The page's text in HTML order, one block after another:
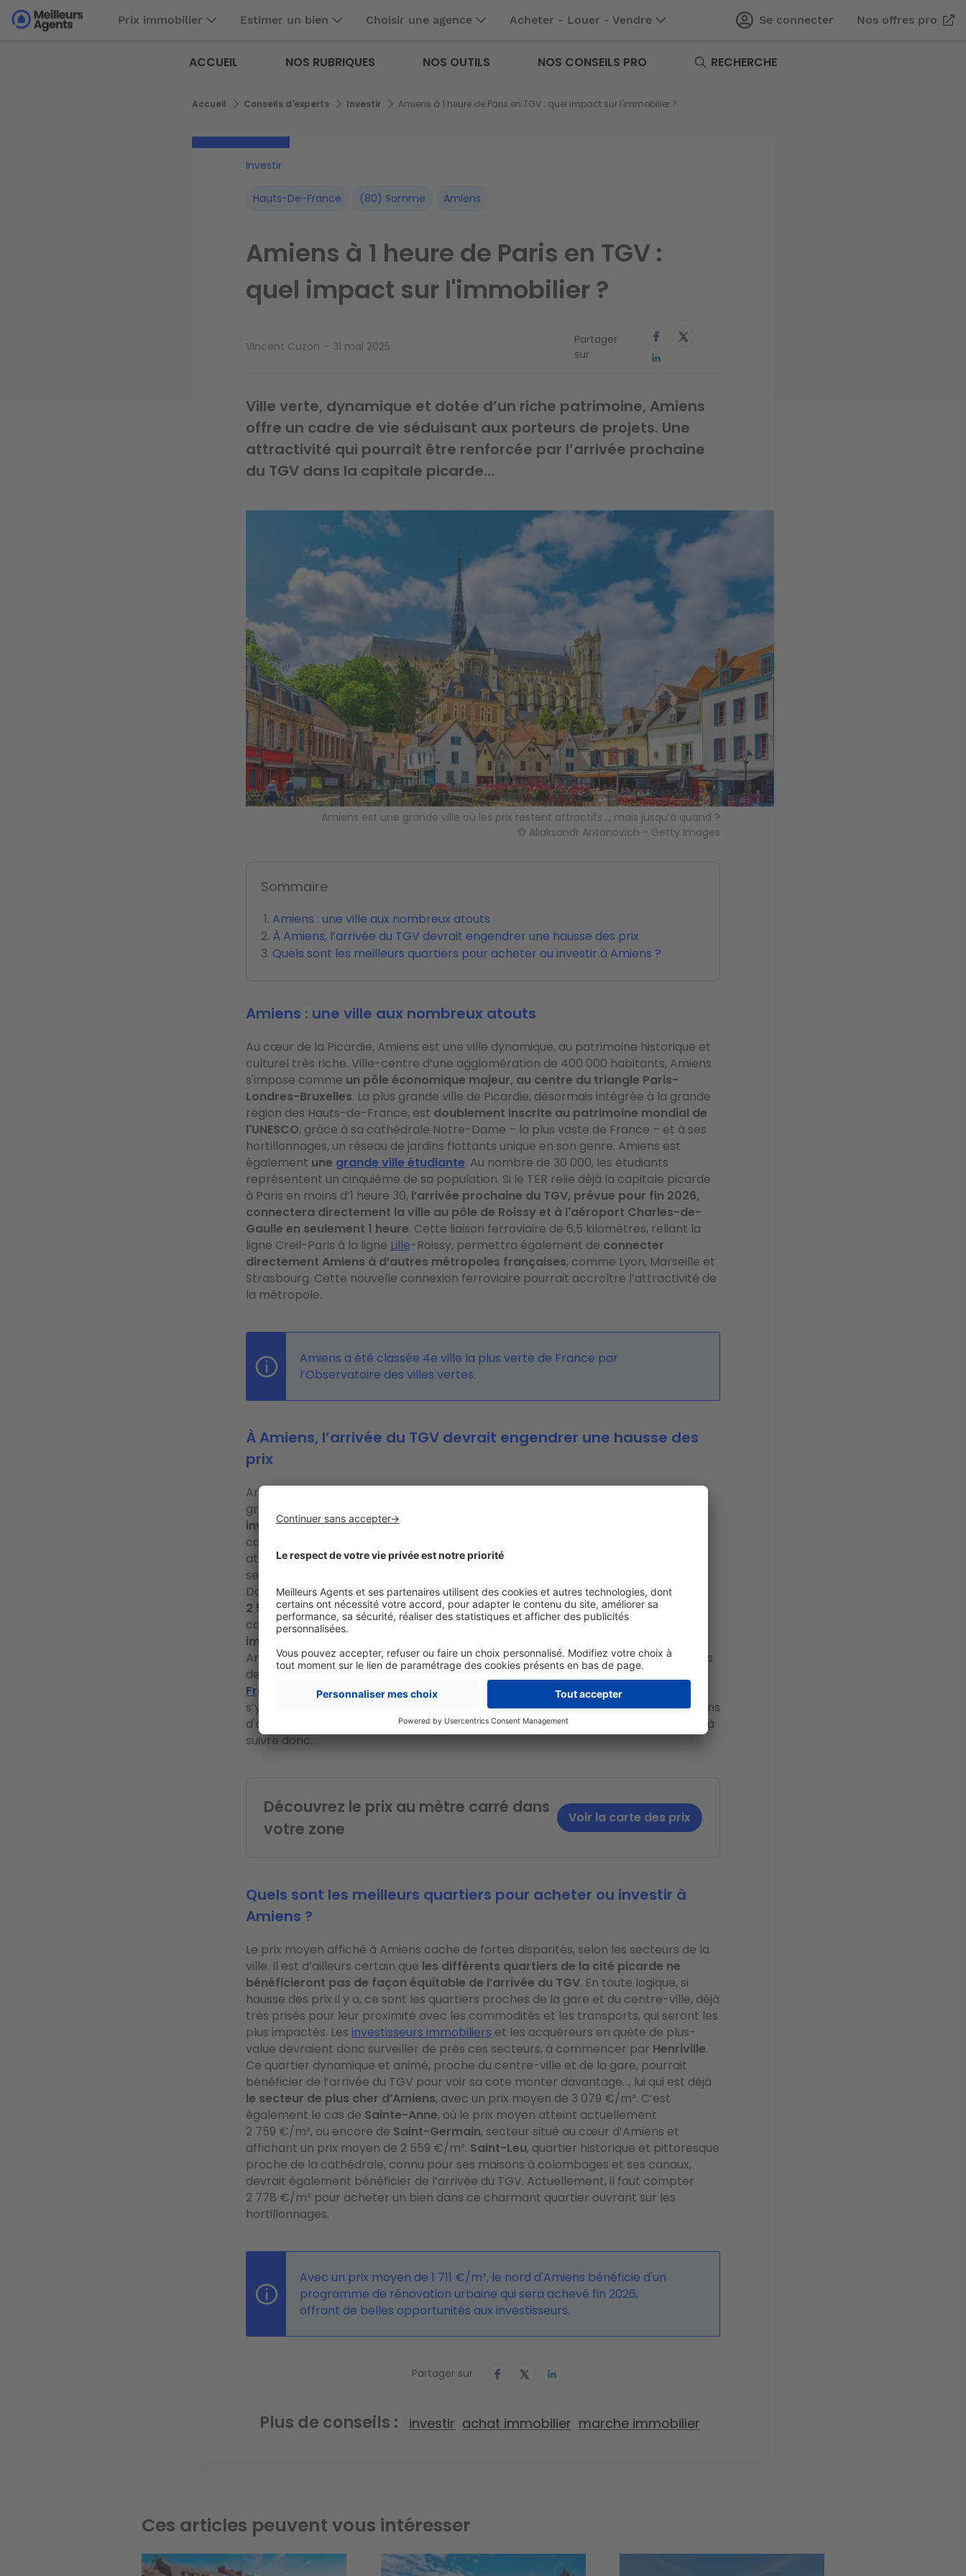
Aller
auAller au
Prix immobilier Estimer un bien Choisir une agence Acheter - Louer - Vendre Se connecter Nos offres pro
ACCUEIL NOS RUBRIQUES NOS OUTILS NOS CONSEILS PRO RECHERCHE
Fil
Accueil Conseils d'experts Investir Amiens à 1 heure de Paris en TGV : quel impact sur l'immobilier ?
Investir
Hauts-De-France (80) Somme Amiens
Amiens à 1 heure de Paris en TGV :
quel impact sur l'immobilier ?
Vincent Cuzon 31 mai 2025
Partager
sur
Ville verte, dynamique et dotée d’un riche patrimoine, Amiens
offre un cadre de vie séduisant aux porteurs de projets. Une
attractivité qui pourrait être renforcée par l’arrivée prochaine
du TGV dans la capitale picarde…
Amiens est une grande ville où les prix restent attractifs…, mais jusqu’à quand ?
© Aliaksandr Antanovich - Getty Images
Sommaire
Amiens : une ville aux nombreux atouts
À Amiens, l’arrivée du TGV devrait engendrer une hausse des prix
Quels sont les meilleurs quartiers pour acheter ou investir à Amiens ?
Amiens : une ville aux nombreux atouts
Au cœur de la Picardie, Amiens est une ville dynamique, au patrimoine historique et
culturel très riche. Ville-centre d’une agglomération de 400 000 habitants, Amiens
s'impose comme un pôle économique majeur, au centre du triangle Paris-
Londres-Bruxelles. La plus grande ville de Picardie, désormais intégrée à la grande
région des Hauts-de-France, est doublement inscrite au patrimoine mondial de
l'UNESCO, grâce à sa cathédrale Notre-Dame – la plus vaste de France – et à ses
hortillonnages, un réseau de jardins flottants unique en son genre. Amiens est
également une grande ville étudiante. Au nombre de 30 000, les étudiants
représentent un cinquième de sa population. Si le TER relie déjà la capitale picarde
à Paris en moins d’1 heure 30, l’arrivée prochaine du TGV, prévue pour fin 2026,
connectera directement la ville au pôle de Roissy et à l'aéroport Charles-de-
Gaulle en seulement 1 heure. Cette liaison ferroviaire de 6,5 kilomètres, reliant la
ligne Creil-Paris à la ligne Lille-Roissy, permettra également de connecter
directement Amiens à d’autres métropoles françaises, comme Lyon, Marseille et
Strasbourg. Cette nouvelle connexion ferroviaire pourrait accroître l’attractivité de
la métropole.
Amiens a été classée 4e ville la plus verte de France par
l’Observatoire des villes vertes.
À Amiens, l’arrivée du TGV devrait engendrer une hausse des
prix
Amiens affiche actuellement des
grandes villes françaises, ce qui en fait
investisseurs immobiliers et les acquéreurs
constatée à la sortie de la crise sanitaire. Désormais stables, les prix de vente
atteignent en moyenne 2 537 €/m² dans l’ancien, tous types de biens confondus,
selon nos chiffres. Ainsi, le prix moyen est inférieur de 75 % à celui pratiqué à Paris.
Dans le détail,il faut compter2 555 €/m² pour acheter un appartement et
2 507 €/m² pour une maison individuelle. Malgré ses 135 000 habitants, Amiens
compte de nombreuses maisons, puisqu’elles représentent plus de 30 % du parc
immobilier
Amiens, l’arrivée du TGV pourrait changer la donne. En effet, la réduction du temps
de trajet entre Amiens et l’Île-de-France rendra laville plus attractive pour
Franciliens cherchant à quitter la région sans trop s’en éloigner,afin de pouvoir
s’y rendre régulièrement pour le travail. Si cette tendance a déjà été observée dans
d'autres grandes villes connectées par le TGV, elle n’est pas automatique. Affaire à
suivre donc…
Découvrez le prix au mètre carré dans
votre zone
Voir la carte des prix
Quels sont les meilleurs quartiers pour acheter ou investir à
Amiens ?
Le prix moyen affiché à Amiens cache de fortes disparités, selon les secteurs de la
ville. Il est d’ailleurs certain que les différents quartiers de la cité picarde ne
bénéficieront pas de façon équitable de l’arrivée du TGV. En toute logique, si
hausse des prix il y a, ce sont les quartiers proches de la gare et du centre-ville, déjà
très prisés pour leur proximité avec les commodités et les transports, qui seront les
plus impactés. Les investisseurs immobiliers et les acquéreurs en quête de plus-
value devraient donc surveiller de près ces secteurs, à commencer par Henriville.
Ce quartier dynamique et animé, proche du centre-ville et de la gare, pourrait
bénéficier de l’arrivée du TGV pour voir sa cote monter davantage…, lui qui est déjà
le secteur de plus cher d’Amiens, avec un prix moyen de 3 079 €/m². C’est
également le cas de Sainte-Anne, où le prix moyen atteint actuellement
2 759 €/m², ou encore de Saint-Germain, secteur situé au cœur d’Amiens et
affichant un prix moyen de 2 559 €/m². Saint-Leu, quartier historique et pittoresque
proche de la cathédrale, connu pour ses maisons à colombages et ses canaux,
devrait également bénéficier de l’arrivée du TGV. Actuellement, il faut compter
2 778 €/m² pour acheter un bien dans ce charmant quartier ouvrant sur les
hortillonnages.
Avec un prix moyen de 1 711 €/m², le nord d'Amiens bénéficie d'un
programme de rénovation urbaine qui sera achevé fin 2026,
offrant de belles opportunités aux investisseurs.
Partager sur
Plus de conseils investir achat immobilier marche immobilier
Ces articles peuvent vous intéresser
Image Image